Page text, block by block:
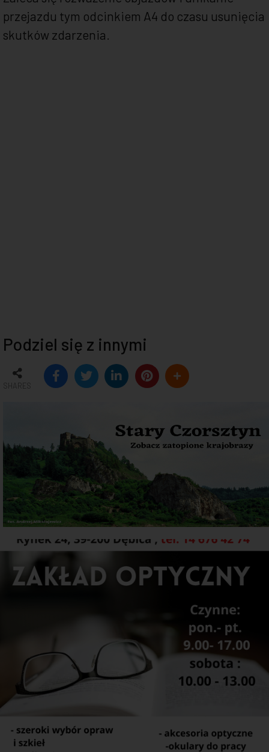
przejazdu tym odcinkiem A4 do czasu usunięcia
skutków zdarzenia.
Podziel się z innymi
SHARES